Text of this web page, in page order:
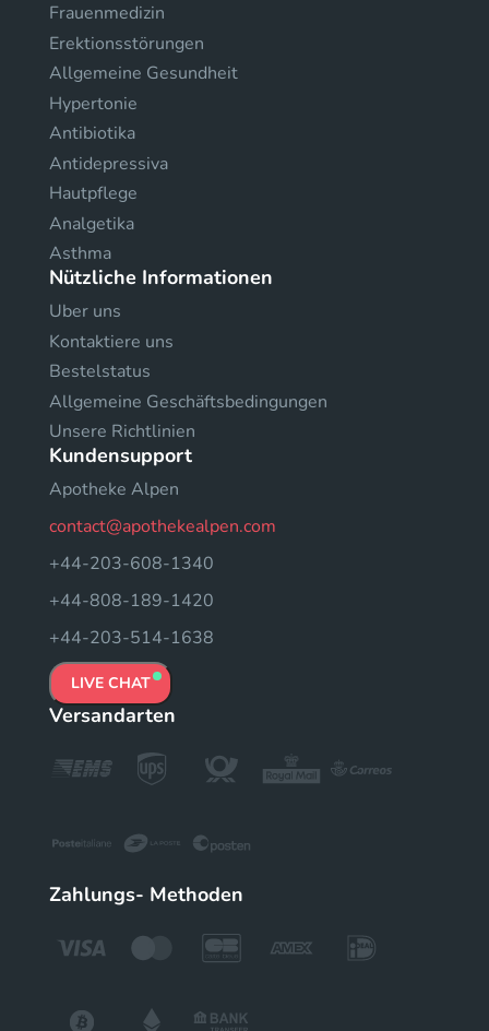
Frauenmedizin
Erektionsstörungen
Allgemeine Gesundheit
Hypertonie
Antibiotika
Antidepressiva
Hautpflege
Analgetika
Asthma
Nützliche Informationen
Uber uns
Kontaktiere uns
Bestelstatus
Allgemeine Geschäftsbedingungen
Unsere Richtlinien
Kundensupport
Apotheke Alpen
contact@apothekealpen.com
+44-203-608-1340
+44-808-189-1420
+44-203-514-1638
LIVE CHAT
Versandarten
Zahlungs- Methoden